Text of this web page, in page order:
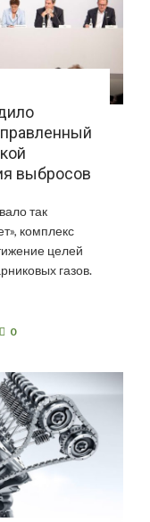
выбросов
так
комплекс
целей
газов.
0